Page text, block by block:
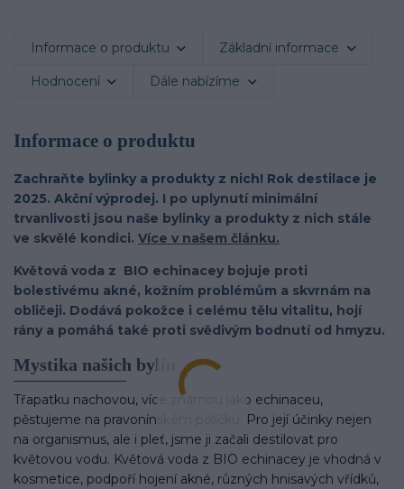
Informace o produktu Základní informace
Hodnocení Dále nabízíme
Informace o produktu
Zachraňte bylinky a produkty z nich! Rok destilace je
2025. Akční výprodej. I po uplynutí minimální
trvanlivosti jsou naše bylinky a produkty z nich stále
ve skvělé kondici. Více v našem článku.
Květová voda z BIO echinacey bojuje proti
bolestivému akné, kožním problémům a skvrnám na
obličeji. Dodává pokožce i celému tělu vitalitu, hojí
rány a pomáhá také proti svědivým bodnutí od hmyzu.
Mystika našich bylin
Třapatku nachovou, více známou jako echinaceu,
pěstujeme na pravonínském políčku. Pro její účinky nejen
na organismus, ale i pleť, jsme ji začali destilovat pro
květovou vodu. Květová voda z BIO echinacey je vhodná v
kosmetice, podpoří hojení akné, různých hnisavých vřídků,